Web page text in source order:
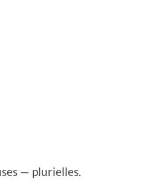
— plurielles.